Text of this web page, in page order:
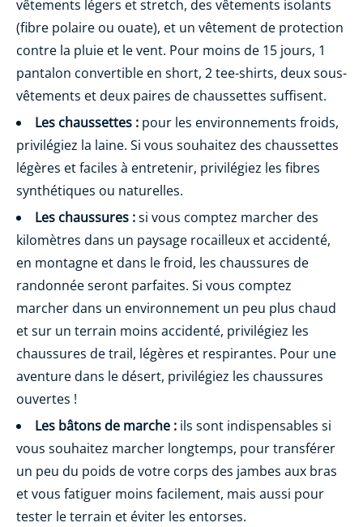
vêtements légers et stretch, des vêtements isolants
(fibre polaire ou ouate), et un vêtement de protection
contre la pluie et le vent. Pour moins de 15 jours, 1
pantalon convertible en short, 2 tee-shirts, deux sous-
vêtements et deux paires de chaussettes suffisent.
Les chaussettes : pour les environnements froids,
privilégiez la laine. Si vous souhaitez des chaussettes
légères et faciles à entretenir, privilégiez les fibres
synthétiques ou naturelles.
Les chaussures :si vous comptez marcher des
kilomètres dans un paysage rocailleux et accidenté,
en montagne et dans le froid, les chaussures de
randonnée seront parfaites. Si vous comptez
marcher dans un environnement un peu plus chaud
et sur un terrain moins accidenté, privilégiez les
chaussures de trail, légères et respirantes. Pour une
aventure dans le désert, privilégiez les chaussures
ouvertes !
Les bâtons de marche : ils sont indispensables si
vous souhaitez marcher longtemps, pour transférer
un peu du poids de votre corps des jambes aux bras
et vous fatiguer moins facilement, mais aussi pour
tester le terrain et éviter les entorses.